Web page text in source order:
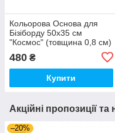
Кольорова Основа для
Бізіборду 50х35 см
"Космос" (товщина 0,8 см)
Односторонній Друк
480 ₴
Купити
Акційні пропозиції та
–20%